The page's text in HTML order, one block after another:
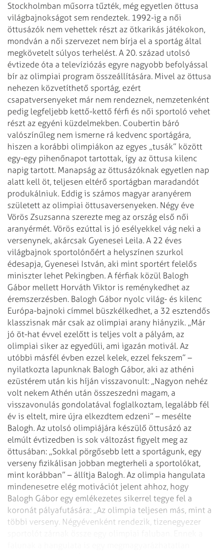
Stockholmban műsorra tűzték, még egyetlen öttusa
világbajnokságot sem rendeztek. 1992-ig a női
öttusázók nem vehettek részt az ötkarikás játékokon,
mondván a női szervezet nem bírja el a sportág által
megkövetelt súlyos terhelést. A 20. század utolsó
évtizede óta a televíziózás egyre nagyobb befolyással
bír az olimpiai program összeállítására. Mivel az öttusa
nehezen közvetíthető sportág, ezért
csapatversenyeket már nem rendeznek, nemzetenként
pedig legfeljebb kettő-kettő férfi és női sportoló vehet
részt az egyéni küzdelmekben. Coubertin báró
valószínűleg nem ismerne rá kedvenc sportágára,
hiszen a korábbi olimpiákon az egyes „tusák” között
egy-egy pihenőnapot tartottak, így az öttusa kilenc
napig tartott. Manapság az öttusázóknak egyetlen nap
alatt kell öt, teljesen eltérő sportágban maradandót
produkálniuk. Eddig is számos magyar aranyérem
született az olimpiai öttusaversenyeken. Négy éve
Vörös Zsuzsanna szerezte meg az ország első női
aranyérmét. Vörös ezúttal is jó esélyekkel vág neki a
versenynek, akárcsak Gyenesei Leila. A 22 éves
világbajnok sportolónőért a helyszínen szurkol
édesapja, Gyenesei István, aki mint sportért felelős
miniszter lehet Pekingben. A férfiak közül Balogh
Gábor mellett Horváth Viktor is reménykedhet az
éremszerzésben. Balogh Gábor nyolc világ- és kilenc
Európa-bajnoki címmel büszkélkedhet, a 32 esztendős
klasszisnak már csak az olimpiai arany hiányzik. „Már
jó öt-hat évvel ezelőtt is teljes volt a pályám, az
olimpiai siker az egyedüli, ami igazán motivál. Az
utóbbi másfél évben ezzel kelek, ezzel fekszem” –
nyilatkozta lapunknak Balogh Gábor, aki az athéni
ezüstérem után kis híján visszavonult: „Nagyon nehéz
volt nekem Athén után összeszedni magam, a
visszavonulás gondolatával foglalkoztam, legalább fél
év is eltelt, mire újra elkezdtem edzeni” – mesélte
Balogh. Az utolsó olimpiájára készülő öttusázó az
elmúlt évtizedben is sok változást figyelt meg az
öttusában: „Sokkal pörgősebb lett a sportágunk, egy
verseny fizikálisan jobban megterheli a sportolókat,
mint korábban” – állítja Balogh. Az olimpia hangulata
mindenesetre elég motivációt jelent ahhoz, hogy
Balogh Gábor egy emlékezetes sikerrel tegye fel a
koronát pályafutására: „Az olimpia teljesen más, mint a
többi verseny. Négyévenként rendezik, tizenegyezer